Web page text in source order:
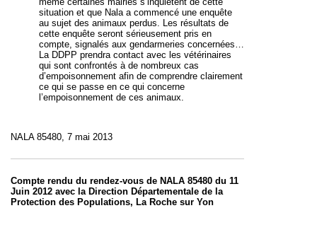
situation et que Nala a commencé une enquête
au sujet des animaux perdus. Les résultats de
cette enquête seront sérieusement pris en
compte, signalés aux gendarmeries concernées…
La DDPP prendra contact avec les vétérinaires
qui sont confrontés à de nombreux cas
d’empoisonnement afin de comprendre clairement
ce qui se passe en ce qui concerne
l’empoisonnement de ces animaux.
NALA 85480, 7 mai 2013
Compte rendu du rendez-vous de NALA 85480 du 11
Juin 2012 avec la Direction Départementale de la
Protection des Populations, La Roche sur Yon